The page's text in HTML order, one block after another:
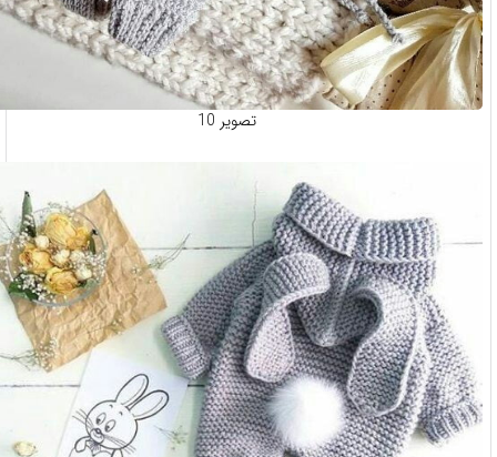
تصویر 10